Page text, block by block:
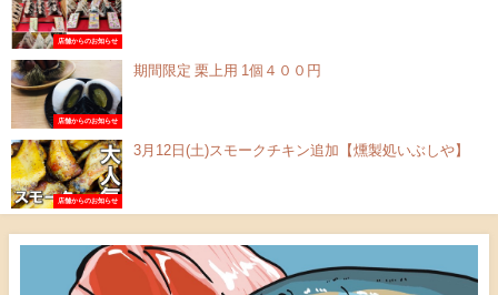
店舗からのお知らせ
店舗からのお知らせ
期間限定 栗上用 1個４００円
店舗からのお知らせ
3月12日(土)スモークチキン追加【燻製処いぶしや】